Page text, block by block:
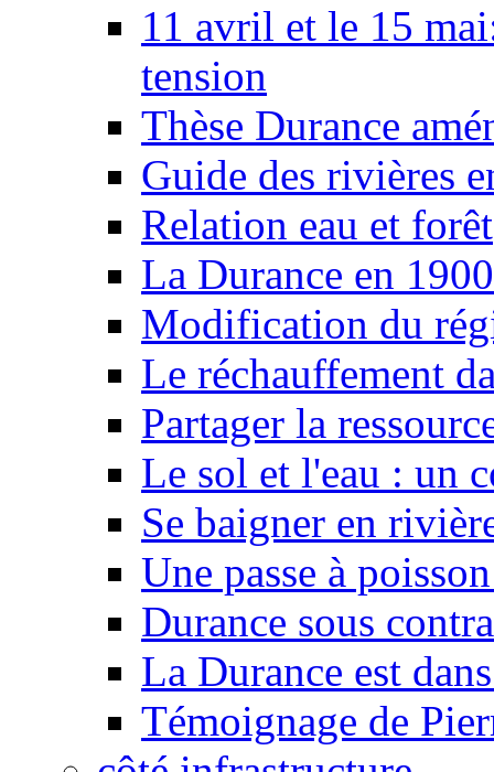
11 avril et le 15
tension
Thèse Durance
Guide des rivières
Relation eau et forêt
La Durance en 1900
Modification du
Le réchauffement
Partager la
Le sol et l'eau : un
Se baigner en
Une passe à
Durance sous
La Durance est
Témoignage de